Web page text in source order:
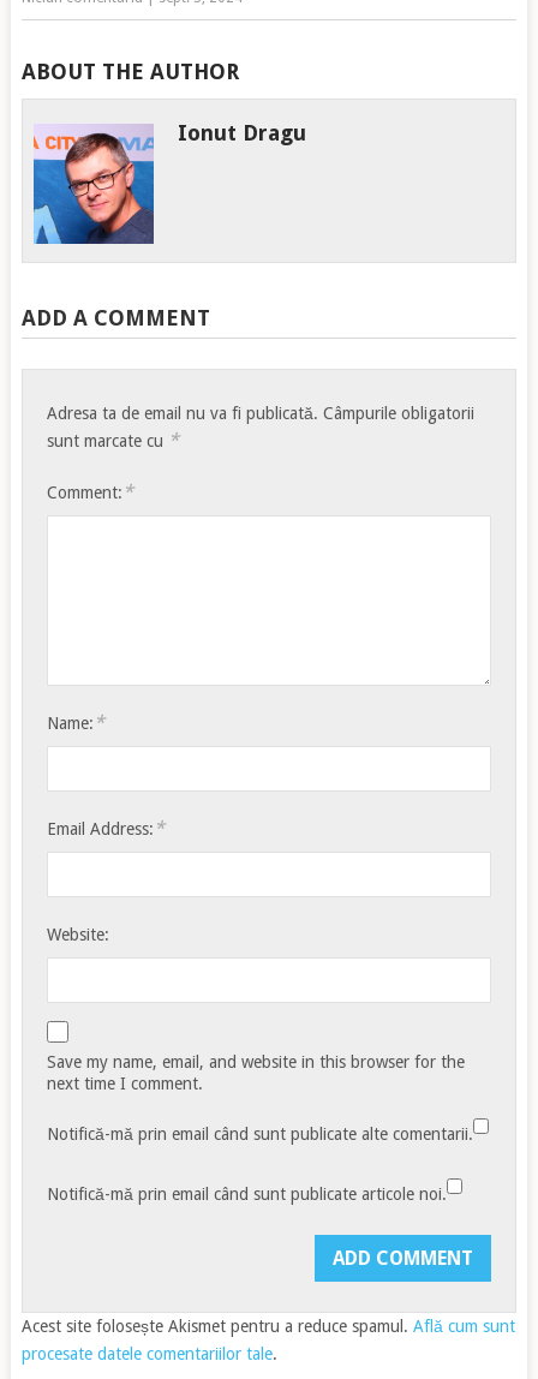
ABOUT THE AUTHOR
Ionut Dragu
ADD A COMMENT
Adresa ta de email nu va fi publicată. Câmpurile obligatorii
sunt marcate cu *
Comment: *
Name: *
Email Address: *
Website:
Save my name, email, and website in this browser for the
next time I comment.
Notifică-mă prin email când sunt publicate alte comentarii.
Notifică-mă prin email când sunt publicate articole noi.
Acest site folosește Akismet pentru a reduce spamul. Află cum sunt
procesate datele comentariilor tale.